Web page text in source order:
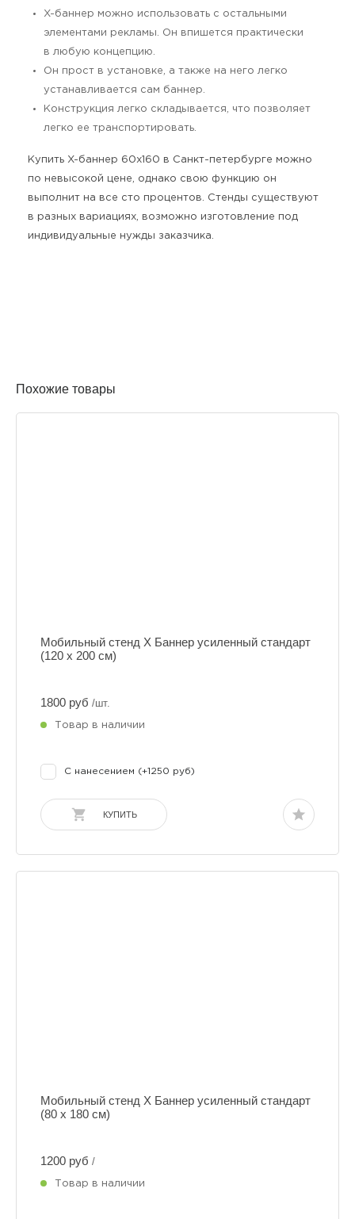
X-баннер можно использовать с остальными
элементами рекламы. Он впишется практически
в любую концепцию.
Он прост в установке, а также на него легко
устанавливается сам баннер.
Конструкция легко складывается, что позволяет
легко ее транспортировать.
Купить X-баннер 60х160 в Санкт-петербурге можно
по невысокой цене, однако свою функцию он
выполнит на все сто процентов. Стенды существуют
в разных вариациях, возможно изготовление под
индивидуальные нужды заказчика.
Похожие товары
Мобильный стенд Х Баннер усиленный стандарт
(120 х 200 см)
1800 руб /шт.
Товар в наличии
С нанесением (+1250 руб)
КУПИТЬ
Мобильный стенд Х Баннер усиленный стандарт
(80 х 180 см)
1200 руб /
Товар в наличии